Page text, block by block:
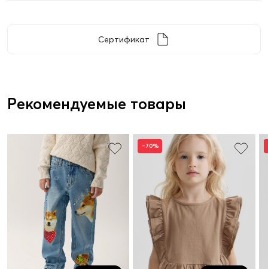
Сертификат
Рекомендуемые товары
–70%